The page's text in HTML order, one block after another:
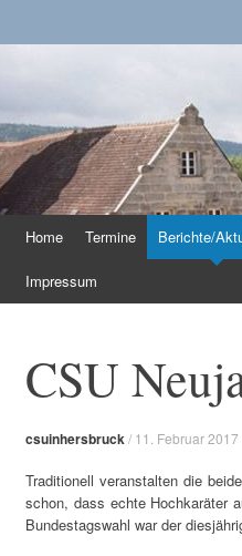
CSU in
springen
Home Termine Berichte/
Impressum
CSU
csuinhersbruck/ 11. Februar 2017
Traditionell veranstalten die
schon, dass echte Hochkaräter
Bundestagswahl war der